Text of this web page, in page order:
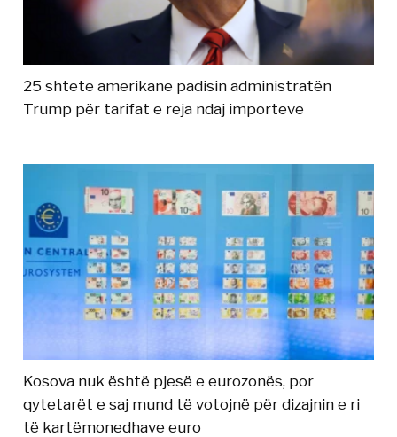
25 shtete amerikane padisin administratën
Trump për tarifat e reja ndaj importeve
Kosova nuk është pjesë e eurozonës, por
qytetarët e saj mund të votojnë për dizajnin e ri
të kartëmonedhave euro